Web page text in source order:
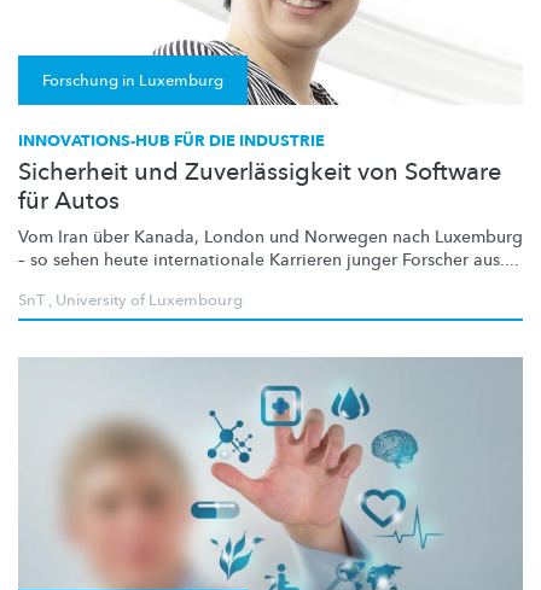
Forschung in Luxemburg
INNOVATIONS-HUB FÜR DIE INDUSTRIE
Sicherheit und Zuverlässigkeit von Software
für Autos
Vom Iran über Kanada, London und Norwegen nach Luxemburg
– so sehen heute internationale Karrieren junger Forscher aus....
SnT, University of Luxembourg